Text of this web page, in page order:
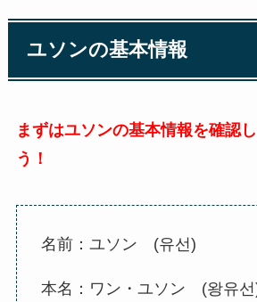
ユソンの基本情報
まずはユソンの基本情報を確認
う！
名前：ユソン (유선)
本名：ワン・ユソン (왕유선